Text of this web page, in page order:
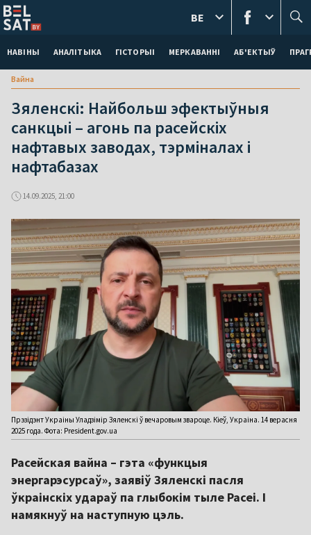
НАВІНЫ АНАЛІТЫКА ГІСТОРЫІ МЕРКАВАННI АБ'ЕКТЫЎ
BE
Вайна
Зяленскі: Найбольш эфектыўныя
санкцыі – агонь па расейскіх
нафтавых заводах, тэрміналах і
нафтабазах
14.09.2025, 21:00
Прэзідэнт Украіны Уладзімір Зяленскі ў вечаровым звароце. Кіеў, Украіна. 14 верасня
2025 года. Фота: President.gov.ua
Расейская вайна – гэта «функцыя
энергарэсурсаў», заявіў Зяленскі пасля
ўкраінскіх удараў па глыбокім тыле Расеі. І
намякнуў на наступную цэль.